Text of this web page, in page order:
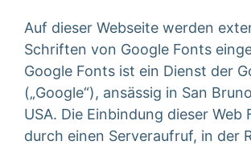
Auf dieser Webseite werden
Schriften von Google Fonts
Google Fonts ist ein Dienst der
(„Google“), ansässig in San
USA. Die Einbindung dieser
durch einen Serveraufruf, in der